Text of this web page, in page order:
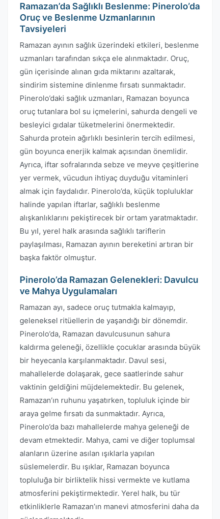
Ramazan’da Sağlıklı Beslenme: Pinerolo’da
Oruç ve Beslenme Uzmanlarının
Tavsiyeleri
Ramazan ayının sağlık üzerindeki etkileri, beslenme
uzmanları tarafından sıkça ele alınmaktadır. Oruç,
gün içerisinde alınan gıda miktarını azaltarak,
sindirim sistemine dinlenme fırsatı sunmaktadır.
Pinerolo’daki sağlık uzmanları, Ramazan boyunca
oruç tutanlara bol su içmelerini, sahurda dengeli ve
besleyici gıdalar tüketmelerini önermektedir.
Sahurda protein ağırlıklı besinlerin tercih edilmesi,
gün boyunca enerjik kalmak açısından önemlidir.
Ayrıca, iftar sofralarında sebze ve meyve çeşitlerine
yer vermek, vücudun ihtiyaç duyduğu vitaminleri
almak için faydalıdır. Pinerolo’da, küçük topluluklar
halinde yapılan iftarlar, sağlıklı beslenme
alışkanlıklarını pekiştirecek bir ortam yaratmaktadır.
Bu yıl, yerel halk arasında sağlıklı tariflerin
paylaşılması, Ramazan ayının bereketini artıran bir
başka faktör olmuştur.
Pinerolo’da Ramazan Gelenekleri: Davulcu
ve Mahya Uygulamaları
Ramazan ayı, sadece oruç tutmakla kalmayıp,
geleneksel ritüellerin de yaşandığı bir dönemdir.
Pinerolo’da, Ramazan davulcusunun sahura
kaldırma geleneği, özellikle çocuklar arasında büyük
bir heyecanla karşılanmaktadır. Davul sesi,
mahallelerde dolaşarak, gece saatlerinde sahur
vaktinin geldiğini müjdelemektedir. Bu gelenek,
Ramazan’ın ruhunu yaşatırken, topluluk içinde bir
araya gelme fırsatı da sunmaktadır. Ayrıca,
Pinerolo’da bazı mahallelerde mahya geleneği de
devam etmektedir. Mahya, cami ve diğer toplumsal
alanların üzerine asılan ışıklarla yapılan
süslemelerdir. Bu ışıklar, Ramazan boyunca
topluluğa bir birliktelik hissi vermekte ve kutlama
atmosferini pekiştirmektedir. Yerel halk, bu tür
etkinliklerle Ramazan’ın manevi atmosferini daha da